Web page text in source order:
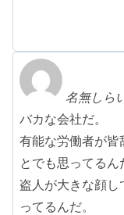
名無しら
バカな会社だ。
有能な労働者が皆
とでも思ってるん
盗人が大きな顔し
ってるんだ。